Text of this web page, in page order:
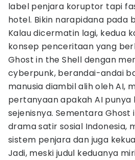
label penjara koruptor tapi
hotel. Bikin narapidana pada
Kalau dicermatin lagi, kedua
konsep penceritaan yang
Ghost in the Shell dengan
cyberpunk, berandai-andai
manusia diambil alih oleh AI,
pertanyaan apakah AI punya
sejenisnya. Sementara Ghost
drama satir sosial Indonesia,
sistem penjara dan juga
Jadi, meski judul keduanya